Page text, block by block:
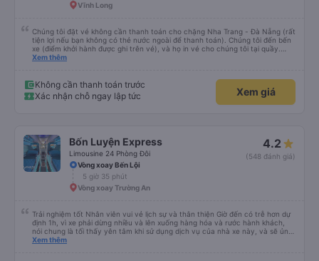
Vĩnh Long
Chúng tôi đặt vé không cần thanh toán cho chặng Nha Trang - Đà Nẵng (rất
tiện lợi nếu bạn không có thẻ nước ngoài để thanh toán). Chúng tôi đến bến
xe (điểm khởi hành được ghi trên vé), và họ in vé cho chúng tôi tại quầy.
Chúng tôi cũng quyết định mua vé chiều về trực tiếp tại quầy, vì giá vé trên
ấm hoặc áo khoác mỏng, vì thỉnh thoảng trời khá lạnh, và chăn mền thì hơi
cũ, nhưng vẫn có sẵn. Cổng USB để sạc điện thoại hoạt động tốt, và có giấy
vệ sinh. Mọi thứ khá sạch sẽ. Chúng tôi trở về từ Đà Nẵng (bến xe Đà Nẵng,
được đưa đến ga bằng xe buýt nhỏ. Họ cũng vận chuyển hàng hóa trong
suốt chuyến đi, và có thể sẽ có những điểm dừng chân. Tôi khuyên bạn nên
chọn công ty này và đặt chỗ ngồi VIP.
Xem thêm
Không cần thanh toán trước
Xác nhận chỗ ngay lập tức
Xem giá
Bốn Luyện Express
Limousine 24 Phòng Đôi
4.2
(548 đánh giá)
Vòng xoay Bến Lội
5 giờ 35 phút
Vòng xoay Trường An
Trải nghiệm tốt Nhân viên vui vẻ lịch sự và thân thiện Giờ đến có trễ hơn dự
định 1h, vì xe phải dừng nhiều và lên xuống hàng hóa và rước hành khách,
nói chung là tối thấy yên tâm khi sử dụng dịch vụ của nhà xe này, và sẽ ủng
hộ và giới thiệu cho người thân sử dụng dịch vụ của nhà xe này
Xem thêm